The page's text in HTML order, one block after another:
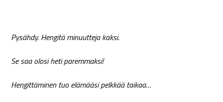
Pysähdy. Hengitä minuutteja kaksi.
Se saa olosi heti paremmaksi!
Hengittäminen tuo elämääsi pelkkää taikaa…